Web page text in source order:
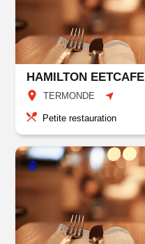
HAMILTON EETCAFE
TERMONDE
Petite restauration